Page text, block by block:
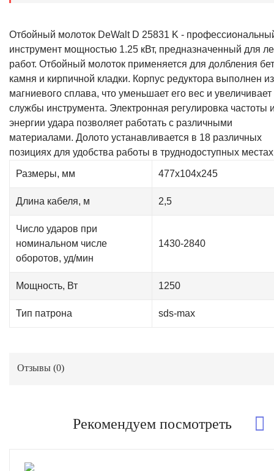
Отбойный молоток DeWalt D 25831 K -
инструмент мощностью 1.25 кВт, предназначенный для
работ. Отбойный молоток применяется для долбления
камня и кирпичной кладки. Корпус редуктора выполнен из
магниевого сплава, что уменьшает его вес и увеличивает
службы инструмента. Электронная регулировка частоты
энергии удара позволяет работать с различными
материалами. Долото устанавливается в 18 различных
позициях для удобства работы в труднодоступных
Размеры, мм 477х104х245
Длина кабеля, м 2,5
Число ударов при
номинальном числе
оборотов, уд/мин
1430-2840
Мощность, Вт 1250
Тип патрона sds-max
Отзывы (0)
Рекомендуем посмотреть